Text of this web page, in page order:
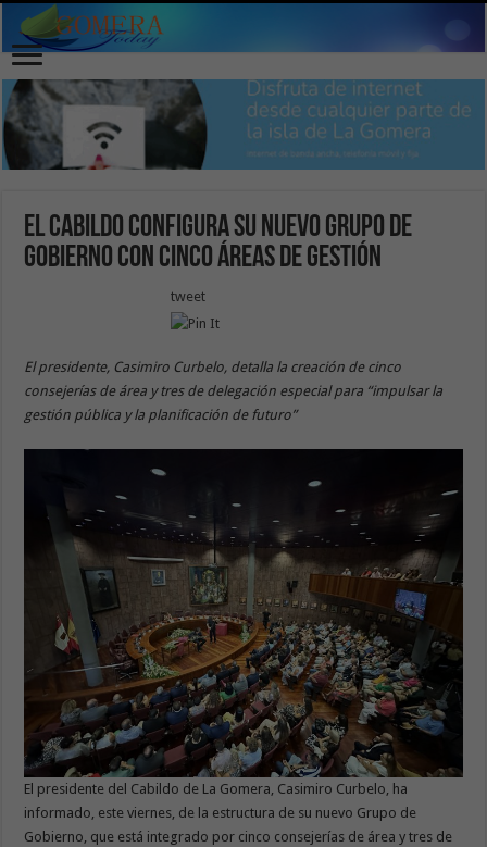
El Cabildo configura su nuevo Grupo de
Gobierno con cinco áreas de gestión
tweet
El presidente, Casimiro Curbelo, detalla la creación de cinco
consejerías de área y tres de delegación especial para “impulsar la
gestión pública y la planificación de futuro”
El presidente del Cabildo de La Gomera, Casimiro Curbelo, ha
informado, este viernes, de la estructura de su nuevo Grupo de
Gobierno, que está integrado por cinco consejerías de área y tres de